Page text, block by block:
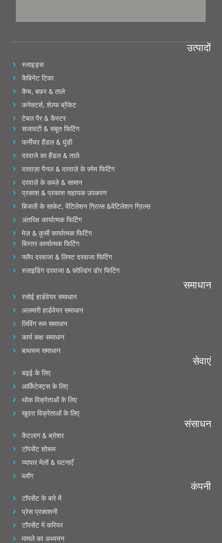
उत्पादों
स्लाइड्स
कैबिनेट टिका
कैच, बफ़र & ताले
कनेक्टर्स, शेल्फ ब्रैकेट
टेबल पैर & कैस्टर
सजावटी & सबूत फिटिंग
फर्नीचर हैंडल & घुंडी
दरवाजे का हैंडल & ताले
दरवाज़ा पैनल & दरवाज़े के फ़्रेम फिटिंग
दरवाज़े के कब्ज़े & सामान
प्रकाश & प्रकाश सहायक उपकरण
बिजली के साकेट, वेंटिलेशन ग्रिल्स &वेंटिलेशन ग्रिल्स
अंतरिक्ष कार्यात्मक फिटिंग
मेज़ & कुर्सी कार्यात्मक फिटिंग
बिस्तर कार्यात्मक फिटिंग
फ्लैप दरवाजा & लिफ्ट दरवाजा फिटिंग
स्लाइडिंग दरवाजा & फ़ोल्डिंग डोर फिटिंग
समाधान
रसोई हार्डवेयर समाधान
अलमारी हार्डवेयर समाधान
लिविंग रूम समाधान
कार्य कक्ष समाधान
बाथरूम समाधान
सेवाएं
बढ़ई के लिए
आर्किटेक्ट्स के लिए
थोक विक्रेताओं के लिए
खुदरा विक्रेताओं के लिए
संसाधन
कैटलाग & ब्रोशर
टॉपसेंट शोरूम
व्यापार मेलों & घटनाएँ
ब्लॉग
कंपनी
टॉपसेंट के बारे में
प्रेस प्रकाशनी
टॉपसेंट में करियर
मामले का अध्ययन